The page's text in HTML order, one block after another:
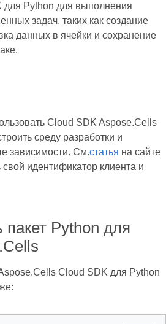
Python для выполнения
задач, таких как создание
данных в ячейки и сохранение
Cloud SDK Aspose.Cells
среду разработки и
зависимости. См.статья на сайте
идентификатор клиента и
пакет Python для
Cloud SDK для Python